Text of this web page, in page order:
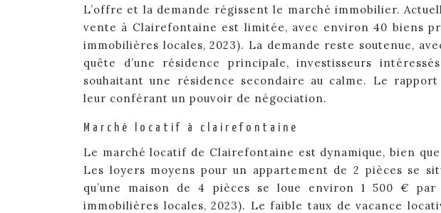
L’offre et la demande régissent le marché immobilier.
vente à Clairefontaine est limitée, avec environ 40 biens
immobilières locales, 2023). La demande reste soutenue,
quête d’une résidence principale, investisseurs
souhaitant une résidence secondaire au calme. Le
leur conférant un pouvoir de négociation.
Marché locatif à clairefontaine
Le marché locatif de Clairefontaine est dynamique, bien
Les loyers moyens pour un appartement de 2 pièces se
qu’une maison de 4 pièces se loue environ 1 500 € par
immobilières locales, 2023). Le faible taux de vacance